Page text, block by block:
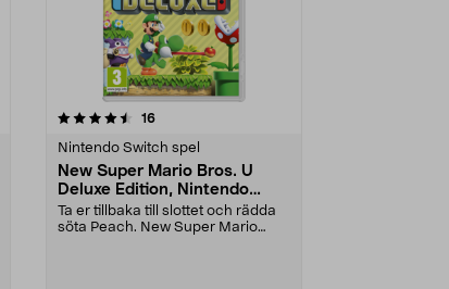
16recensioner
Nintendo Switch spel
New Super Mario Bros. U
Deluxe Edition, Nintendo
Switch
Ta er tillbaka till slottet och rädda
söta Peach. New Super Mario